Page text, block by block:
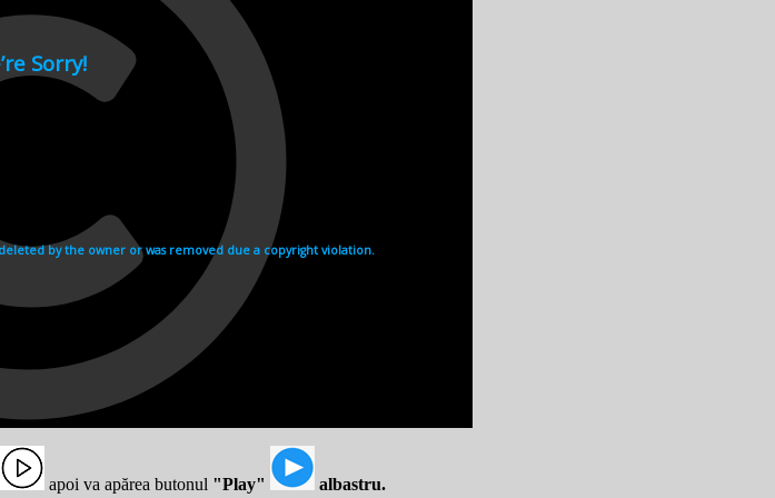
departe.
unei anume Viziuni asupra vieţii, unui anume gen de intuiţie
străfulgerări dintr-un tip de experienţă alternativă. Apar
mai intenşi. Toţi căutăm mai multă împlinire în viaţa noastră
când fiecare aşteaptă ca celălalt să vină în lumea lui şi să fie
între ego-uri.
de ceea ce înseamnă o experienţă mai împlinită. Când prindem
în conştientizarea întâmplărilor misterioase care schimbă
din viaţa noastră. Ele apar ca predestinate,
Aceste coincidenţe ne fac să simţim că există ceva
induce un sentiment al misterului, al aventurii, şi prin
cunoaştem într-o străfulgerare şi pe care încercăm să o
apoi va apărea butonul "Play" albastru.